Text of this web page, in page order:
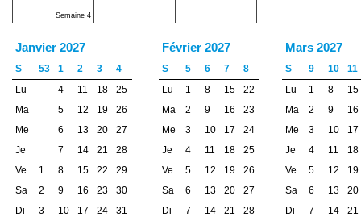
Semaine 4
Janvier 2027
S 53 1 2 3
4
Lu
4 11 18
25
Ma
5 12 19
26
Me
6 13 20
27
Je
7 14 21
28
Ve
1 8 15 22
29
Sa
2 9 16 23
30
Di
3 10 17 24 31
Février 2027
S 5 6 7
8
Lu
1 8 15
22
Ma
2 9 16
23
Me
3 10 17
24
Je
4 11 18
25
Ve
5 12 19
26
Sa
6 13 20
27
Di
7 14 21 28
Mars 2027
S 9 10
11
Lu
1 8
15
Ma
2 9
16
Me
3 10
17
Je
4 11
18
Ve
5 12
19
Sa
6 13
20
Di
7 14 21